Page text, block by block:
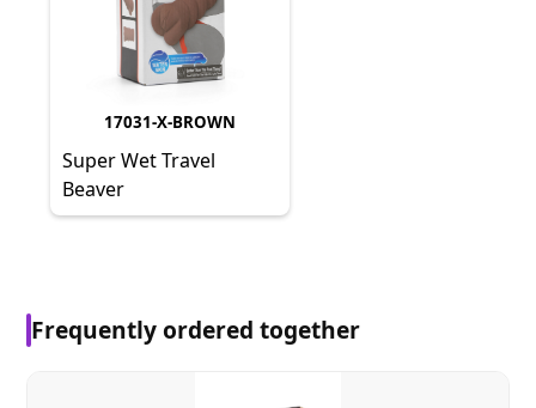
17031-X-BROWN
Super Wet Travel
Beaver
Frequently ordered together